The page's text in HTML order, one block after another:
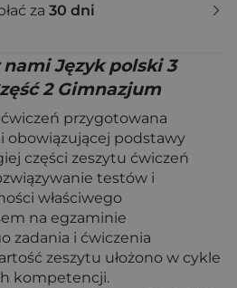
za 30 dni
Język polski 3
2 Gimnazjum
przygotowana
obowiązującej podstawy
części zeszytu ćwiczeń
testów i
właściwego
na egzaminie
zadania i ćwiczenia
zeszytu ułożono w cykle
kompetencji.